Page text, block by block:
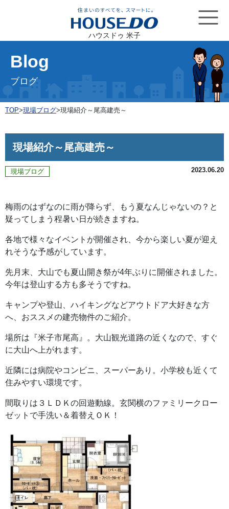
ハウスドゥ 米子
Blog
ブログ
TOP>現場ブログ>現場紹介～尾高建売～
現場紹介～尾高建売～
現場ブログ 2023.06.20
梅雨のはずなのに雨が降らず、もう夏なんじゃないの？と
疑ってしまう程暑い日が続きますね。
各地で様々なイベントが開催され、今から楽しい夏が迎え
れそうな予感がしています。
先月末、大山でも夏山開き祭が4年ぶりに開催されました。
今年は登山する方も多そうですね。
キャンプや登山、ハイキングなどアウトドア大好きな方
へ、おススメの建売物件のご紹介。
場所は『米子市尾高』。大山観光道路の近くなので、すぐ
に大山へ上がれます。
近隣には病院やコンビニ、スーパーあり。小学校も近くて
住みやすい環境です。
間取りは３ＬＤＫの回遊動線。玄関横のファミリークロー
ゼットで手洗い＆着替えＯＫ！